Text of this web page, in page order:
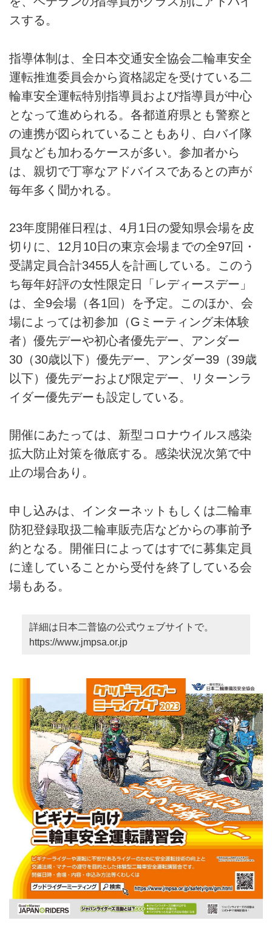
スする。
指導体制は、全日本交通安全協会二輪車安全
運転推進委員会から資格認定を受けている二
輪車安全運転特別指導員および指導員が中心
となって進められる。各都道府県とも警察と
の連携が図られていることもあり、白バイ隊
員なども加わるケースが多い。参加者から
は、親切で丁寧なアドバイスであるとの声が
毎年多く聞かれる。
23年度開催日程は、4月1日の愛知県会場を皮
切りに、12月10日の東京会場までの全97回・
受講定員合計3455人を計画している。このう
ち毎年好評の女性限定日「レディースデー」
は、全9会場（各1回）を予定。このほか、会
場によっては初参加（Gミーティング未体験
者）優先デーや初心者優先デー、アンダー
30（30歳以下）優先デー、アンダー39（39歳
以下）優先デーおよび限定デー、リターンラ
イダー優先デーも設定している。
開催にあたっては、新型コロナウイルス感染
拡大防止対策を徹底する。感染状況次第で中
止の場合あり。
申し込みは、インターネットもしくは二輪車
防犯登録取扱二輪車販売店などからの事前予
約となる。開催日によってはすでに募集定員
に達していることから受付を終了している会
場もある。
詳細は日本二普協の公式ウェブサイトで。
https://www.jmpsa.or.jp